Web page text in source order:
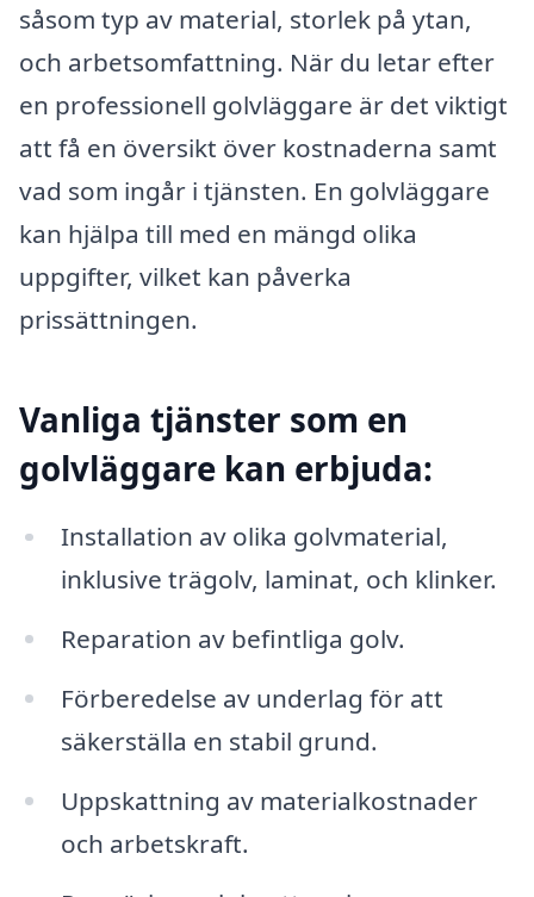
såsom typ av material, storlek på ytan,
och arbetsomfattning. När du letar efter
en professionell golvläggare är det viktigt
att få en översikt över kostnaderna samt
vad som ingår i tjänsten. En golvläggare
kan hjälpa till med en mängd olika
uppgifter, vilket kan påverka
prissättningen.
Vanliga tjänster som en
golvläggare kan erbjuda:
Installation av olika golvmaterial,
inklusive trägolv, laminat, och klinker.
Reparation av befintliga golv.
Förberedelse av underlag för att
säkerställa en stabil grund.
Uppskattning av materialkostnader
och arbetskraft.